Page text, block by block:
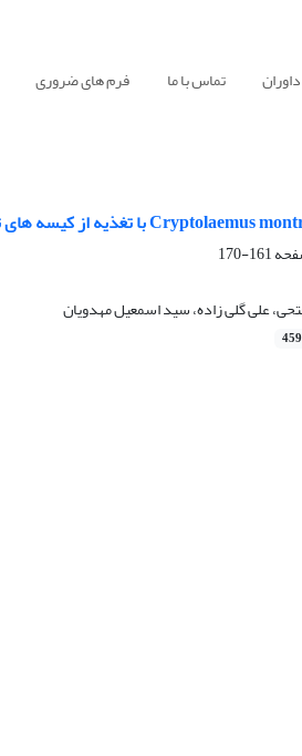
داوران تماس با ما فرم های ضروری
161-170
علی گلی زاده، سید اسمعیل مهدویان